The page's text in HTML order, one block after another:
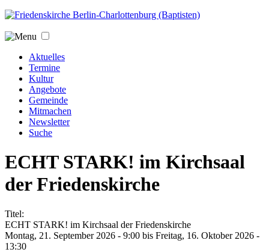
Jump to navigation
Aktuelles
Termine
Kultur
Angebote
Gemeinde
Mitmachen
Newsletter
Suche
ECHT STARK! im Kirchsaal
der Friedenskirche
Titel:
ECHT STARK! im Kirchsaal der Friedenskirche
Montag, 21. September 2026 - 9:00 bis Freitag, 16. Oktober 2026 -
13:30